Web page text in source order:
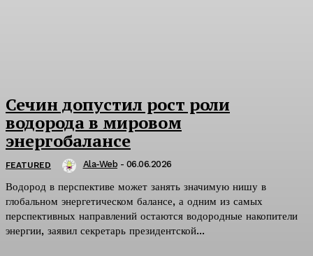
Сечин допустил рост роли
водорода в мировом
энергобалансе
FEATURED Ala-Web - 06.06.2026
Водород в перспективе может занять значимую нишу в
глобальном энергетическом балансе, а одним из самых
перспективных направлений остаются водородные накопители
энергии, заявил секретарь президентской...